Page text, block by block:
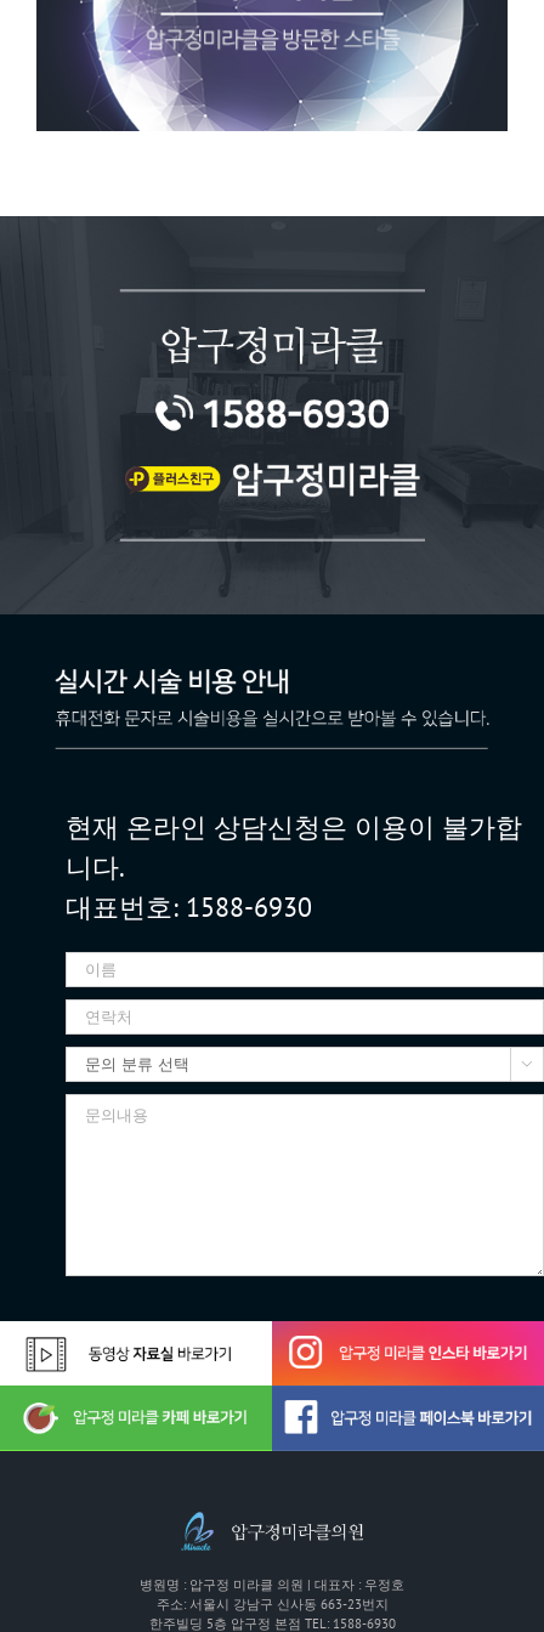
현재 온라인 상담신청은 이용이 불가합
니다.
대표번호: 1588-6930

병원명 : 압구정 미라클 의원 | 대표자 : 우정호
주소: 서울시 강남구 신사동 663-23번지
한주빌딩 5층 압구정 본점 TEL: 1588-6930